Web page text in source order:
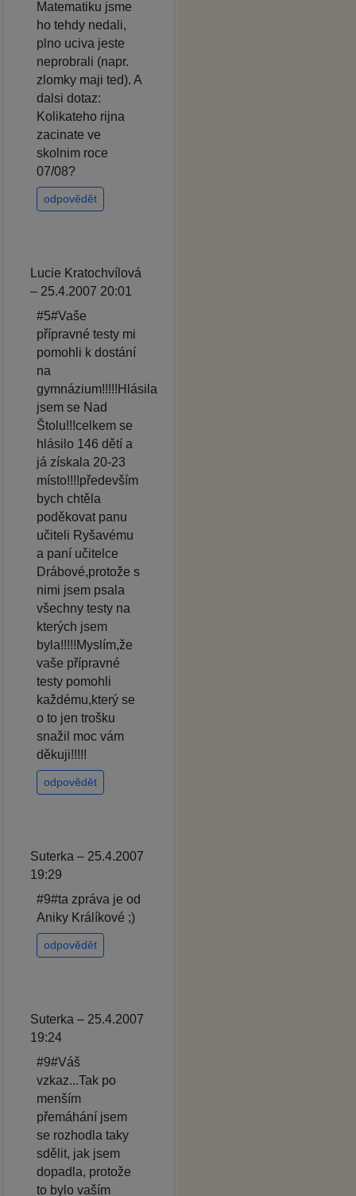
Matematiku jsme
ho tehdy nedali,
plno uciva jeste
neprobrali (napr.
zlomky maji ted). A
dalsi dotaz:
Kolikateho rijna
zacinate ve
skolnim roce
07/08?
odpovědět
Lucie Kratochvílová
– 25.4.2007 20:01
#5#Vaše
přípravné testy mi
pomohli k dostání
na
gymnázium!!!!!Hlásila
jsem se Nad
Štolu!!!celkem se
hlásilo 146 dětí a
já získala 20-23
místo!!!!především
bych chtěla
poděkovat panu
učiteli Ryšavému
a paní učitelce
Drábové,protože s
nimi jsem psala
všechny testy na
kterých jsem
byla!!!!!Myslím,že
vaše přípravné
testy pomohli
každému,který se
o to jen trošku
snažil moc vám
děkuji!!!!!
odpovědět
Suterka – 25.4.2007
19:29
#9#ta zpráva je od
Aniky Králíkové ;)
odpovědět
Suterka – 25.4.2007
19:24
#9#Váš
vzkaz...Tak po
menším
přemáhání jsem
se rozhodla taky
sdělit, jak jsem
dopadla, protože
to bylo vaším